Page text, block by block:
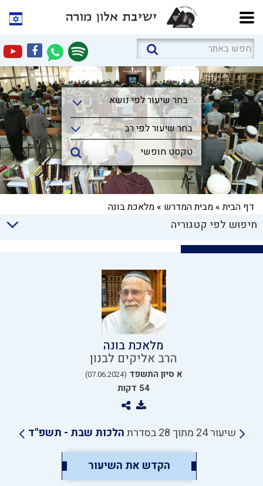
בחר שיעור לפי נושא
בחר שיעור לפי נושא
בחר שיעור לפי רב
דף הבית» מבית המדרש » מלאכת בונה
חיפוש לפי קטגוריה
מלאכת בונה
הרב אליקים לבנון
א סיון התשפד (07.06.2024)
54 דקות
שיעור 24 מתוך 28 בסדרת הלכות שבת - תשפ"ד
הקדש את השיעור